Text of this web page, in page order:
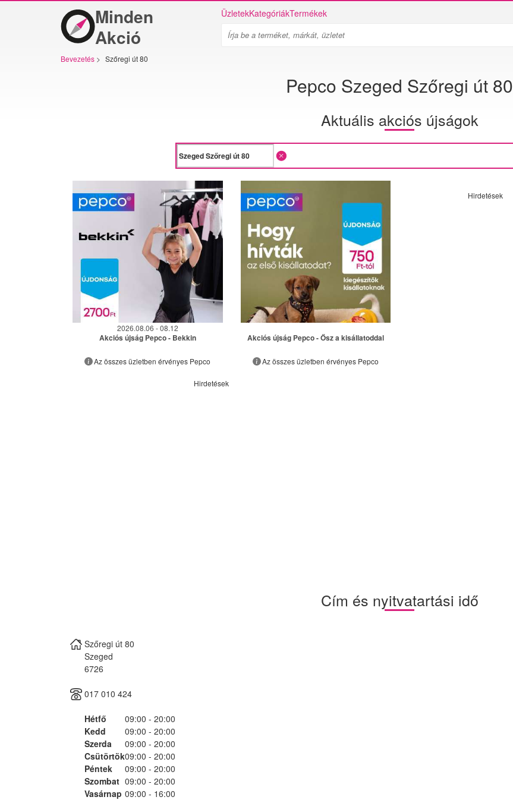
Minden
Akció
ÜzletekKategóriákTermékek
Bevezetés > Szőregi út 80
Pepco Szeged Szőregi út 80
Aktuális akciós újságok
2026.08.06 - 08.12
Akciós újság Pepco - Bekkin
Az összes üzletben érvényes Pepco
Akciós újság Pepco - Ősz a kisállatoddal
Az összes üzletben érvényes Pepco
Hirdetések
Hirdetések
Cím és nyitvatartási idő
Szőregi út 80
Szeged
6726
017 010 424
Hétfő
09:00 - 20:00
Kedd
09:00 - 20:00
Szerda
09:00 - 20:00
Csütörtök09:00 - 20:00
Péntek
09:00 - 20:00
Szombat 09:00 - 20:00
Vasárnap 09:00 - 16:00